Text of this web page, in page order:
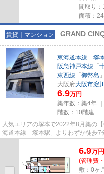
間取り：
面積：
賃貸｜マンション GRAND
東海道本線 「 塚
阪急神戸本線 「
東西線 「 御幣島
大阪府大阪市淀
6.9万円
築年数：築4年 ｜
階数：10階建
人気エリアの塚本で2022年8月築の
海道本線「塚本駅」よりわずか徒歩7
6.9万円
(管理費
敷：0ヶ